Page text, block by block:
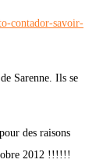
contador-savoir-
Sarenne. Ils se
des raisons
2012 !!!!!!